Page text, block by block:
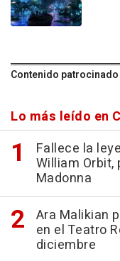
Contenido patrocinado
Lo más leído en
Fallece la
William
Madonna
Ara Malikian
en el Teatro
diciembre